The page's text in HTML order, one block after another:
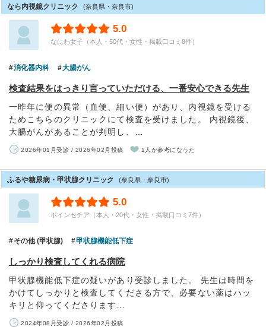
なら内視鏡クリニック (奈良県・奈良市)
5.0
なにわ女子（本人・50代・女性・掲載口コミ8件）
消化器内科 大腸がん
検査結果をはっきり言っていただける、一番安心できる先生
一昨年に便の異常（血便、細い便）があり、内視鏡を受ける
ためこちらのクリニックにて検査を受けました。 内視鏡後、
大腸がんがあることが判明し、…
2026年01月受診 / 2026年02月投稿 1人が参考になった
ふるや糖尿病・甲状腺クリニック (奈良県・奈良市)
5.0
ポインセチア（本人・20代・女性・掲載口コミ7件）
その他 (甲状腺) 甲状腺機能低下症
しっかり検査してくれる病院
甲状腺機能低下症の疑いがあり受診しました。 先生は時間を
かけてしっかりと検査してくださる方で、必要ない薬はハッ
キリと仰ってくださります…
2024年08月受診 / 2026年02月投稿